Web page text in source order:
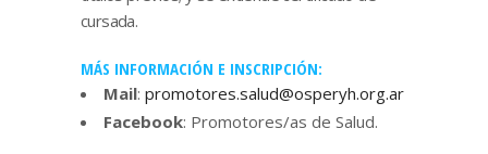
cursada.
MÁS INFORMACIÓN E INSCRIPCIÓN:
Mail: promotores.salud@osperyh.org.ar
Facebook: Promotores/as de Salud.